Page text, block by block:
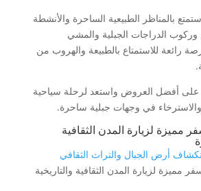
بالمناظر الطبيعية الساحرة والأنشطة
وركوب الدراجات الجبلية والمشي
رائعة للاستمتاع بالطبيعة والهروب من
أفضل العروض واستعد لرحلة سياحية
في وجهات جبلية ساحرة.
مميزة لزيارة المدن الثقافية
أرض الجبال والتراث الثقافي